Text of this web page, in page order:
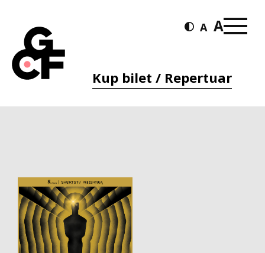
Kup bilet / Repertuar